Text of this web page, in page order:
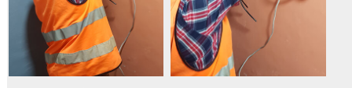
Voir plus